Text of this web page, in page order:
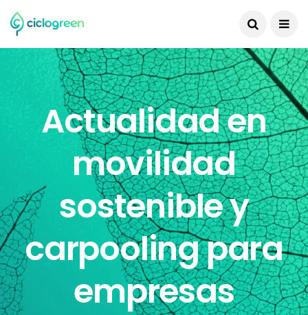
Actualidad en
movilidad
sostenible y
carpooling para
empresas